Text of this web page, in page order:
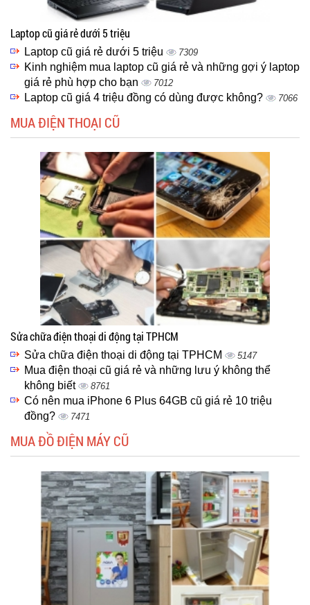
Laptop cũ giá rẻ dưới 5 triệu
Laptop cũ giá rẻ dưới 5 triệu 7309
Kinh nghiệm mua laptop cũ giá rẻ và những gợi ý laptop
giá rẻ phù hợp cho bạn
7012
Laptop cũ giá 4 triệu đồng có dùng được không? 7066
MUA ĐIỆN THOẠI CŨ
Sửa chữa điện thoại di động tại TPHCM
Sửa chữa điện thoại di động tại TPHCM 5147
Mua điện thoại cũ giá rẻ và những lưu ý không thể
không biết
8761
Có nên mua iPhone 6 Plus 64GB cũ giá rẻ 10 triệu
đồng?
7471
MUA ĐỒ ĐIỆN MÁY CŨ